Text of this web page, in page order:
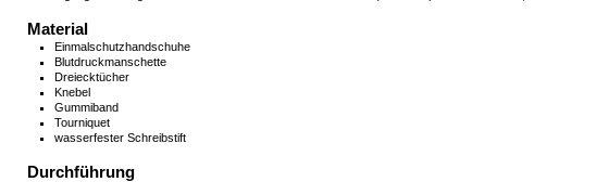
Material
Einmalschutzhandschuhe
Blutdruckmanschette
Dreiecktücher
Knebel
Gummiband
Tourniquet
wasserfester Schreibstift
Durchführung